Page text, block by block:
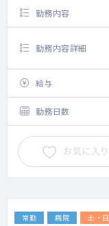
勤務内容
勤務内容詳細
給与
勤務日数
お気に入り
常勤 病院 土・